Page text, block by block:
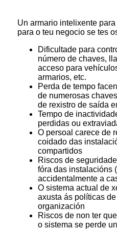
Un armario intelixente
para o teu negocio se tes
Dificultade para
número de chaves,
acceso para
armarios, etc.
Perda de tempo
de numerosas
de rexistro de saída
Tempo de
perdidas ou
O persoal carece de
coidado das
compartidos
Riscos de
fóra das instalacións
accidentalmente a
O sistema actual de
axusta ás políticas
organización
Riscos de non ter
o sistema se perde